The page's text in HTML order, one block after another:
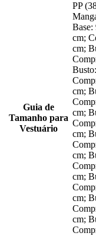
Guia de
Tamanho para
Vestuário
PP
Base:
cm;
cm;
cm;
cm;
cm;
cm;
cm;
cm;
cm;